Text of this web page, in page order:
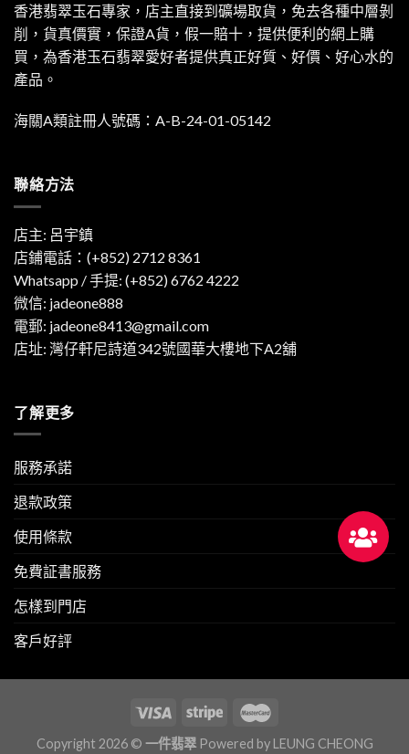
香港翡翠玉石專家，店主直接到礦場取貨，免去各種中層剝
削，貨真價實，保證A貨，假一賠十，提供便利的網上購
買，為香港玉石翡翠愛好者提供真正好質、好價、好心水的
產品。
海關A類註冊人號碼：A-B-24-01-05142
聯絡方法
店主: 呂宇鎮
店鋪電話：(+852) 2712 8361
Whatsapp / 手提: (+852) 6762 4222
微信: jadeone888
電郵: jadeone8413@gmail.com
店址: 灣仔軒尼詩道342號國華大樓地下A2舖
了解更多
服務承諾
退款政策
使用條款
免費証書服務
怎樣到門店
客戶好評
Copyright 2026 © 一件翡翠Powered by LEUNG CHEONG